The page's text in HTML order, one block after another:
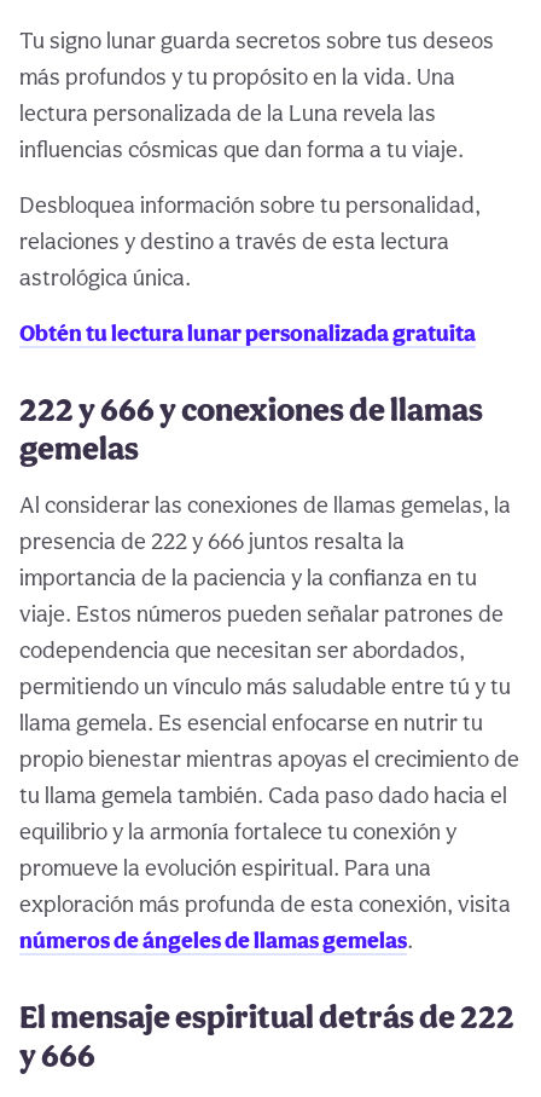
Tu signo lunar guarda secretos sobre tus deseos
más profundos y tu propósito en la vida. Una
lectura personalizada de la Luna revela las
influencias cósmicas que dan forma a tu viaje.
Desbloquea información sobre tu personalidad,
relaciones y destino a través de esta lectura
astrológica única.
Obtén tu lectura lunar personalizada gratuita
222 y 666 y conexiones de llamas
gemelas
Al considerar las conexiones de llamas gemelas, la
presencia de 222 y 666 juntos resalta la
importancia de la paciencia y la confianza en tu
viaje. Estos números pueden señalar patrones de
codependencia que necesitan ser abordados,
permitiendo un vínculo más saludable entre tú y tu
llama gemela. Es esencial enfocarse en nutrir tu
propio bienestar mientras apoyas el crecimiento de
tu llama gemela también. Cada paso dado hacia el
equilibrio y la armonía fortalece tu conexión y
promueve la evolución espiritual. Para una
exploración más profunda de esta conexión, visita
números de ángeles de llamas gemelas.
El mensaje espiritual detrás de 222
y 666